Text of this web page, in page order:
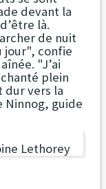
devant la
là.
de nuit
jour", confie
"J’ai
plein
dur vers la
Ninnog, guide
Lethorey